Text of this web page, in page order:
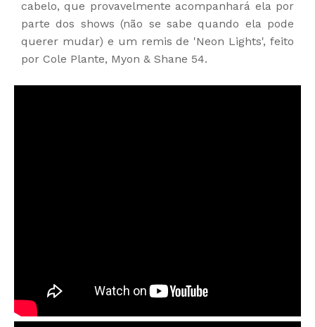
cabelo, que provavelmente acompanhará ela por
parte dos shows (não se sabe quando ela pode
querer mudar) e um remis de 'Neon Lights', feito
por Cole Plante, Myon & Shane 54.